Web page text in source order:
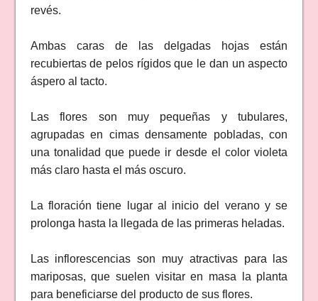
revés.
Ambas caras de las delgadas hojas están
recubiertas de pelos rígidos que le dan un aspecto
áspero al tacto.
Las flores son muy pequeñas y tubulares,
agrupadas en cimas densamente pobladas, con
una tonalidad que puede ir desde el color violeta
más claro hasta el más oscuro.
La floración tiene lugar al inicio del verano y se
prolonga hasta la llegada de las primeras heladas.
Las inflorescencias son muy atractivas para las
mariposas, que suelen visitar en masa la planta
para beneficiarse del producto de sus flores.